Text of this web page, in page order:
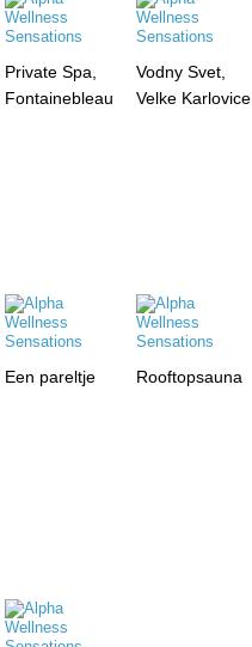
Private Spa,
Fontainebleau
Vodny Svet,
Velke Karlovice
Een pareltje Rooftopsauna